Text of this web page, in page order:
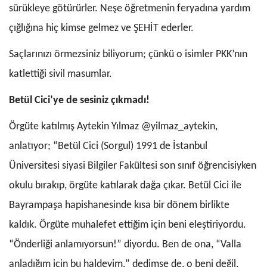
sürükleye götürürler. Neşe öğretmenin feryadına yardım
çığlığına hiç kimse gelmez ve ŞEHİT ederler.
Saçlarınızı örmezsiniz biliyorum; çünkü o isimler PKK’nın
katlettiği sivil masumlar.
Betül Cici’ye de sesiniz çıkmadı!
Örgüte katılmış Aytekin Yılmaz @yilmaz_aytekin,
anlatıyor; “Betül Cici (Sorgul) 1991 de İstanbul
Üniversitesi siyasi Bilgiler Fakültesi son sınıf öğrencisiyken
okulu bırakıp, örgüte katılarak dağa çıkar. Betül Cici ile
Bayrampaşa hapishanesinde kısa bir dönem birlikte
kaldık. Örgüte muhalefet ettiğim için beni eleştiriyordu.
“Önderliği anlamıyorsun!” diyordu. Ben de ona, “Valla
anladığım için bu haldeyim.” dedimse de, o beni değil,